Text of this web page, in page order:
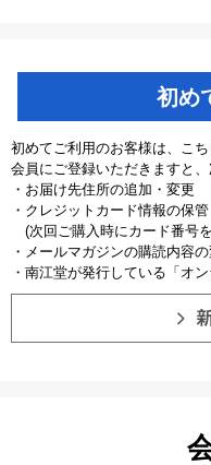
初め
初めてご利用のお客様は、こ
会員にご登録いただきますと
・お届け先住所の追加・変更
・クレジットカード情報の保管
(次回ご購入時にカード番号
・メールマガジンの購読内容
・南江堂が発行している「オ